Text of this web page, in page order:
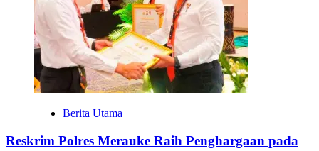
Berita Utama
Reskrim Polres Merauke Raih Penghargaan pada